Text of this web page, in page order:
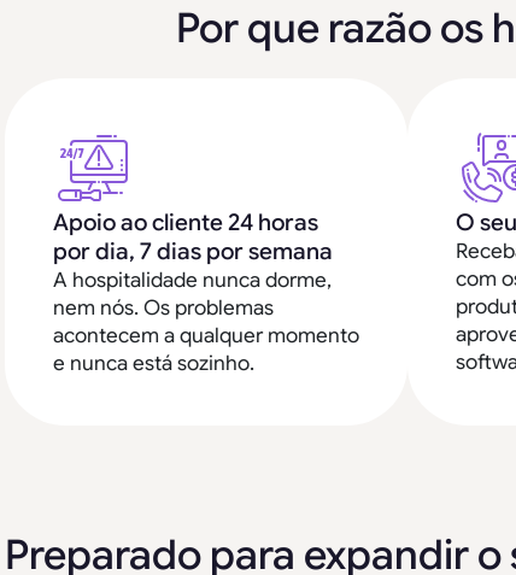
Por que razão os
Apoio ao cliente 24 horas
por dia, 7 dias por semana
A hospitalidade nunca dorme,
nem nós. Os problemas
acontecem a qualquer momento
e nunca está sozinho.
O
com
Preparado para expandir o